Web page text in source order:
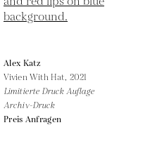
Alex Katz
Vivien With Hat, 2021
Limitierte Druck Auflage
Archiv-Druck
Preis Anfragen